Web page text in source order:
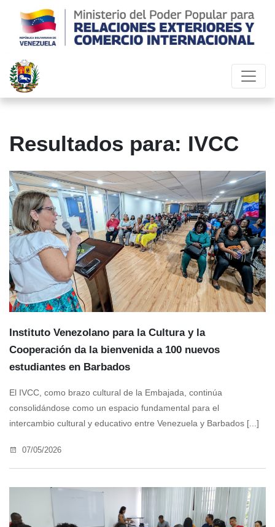
Resultados para: IVCC
Instituto Venezolano para la Cultura y la
Cooperación da la bienvenida a 100 nuevos
estudiantes en Barbados
El IVCC, como brazo cultural de la Embajada, continúa
consolidándose como un espacio fundamental para el
intercambio cultural y educativo entre Venezuela y Barbados [...]
07/05/2026